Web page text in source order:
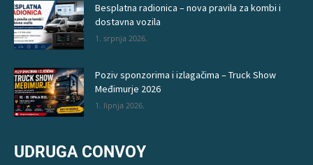
Besplatna radionica – nova pravila za kombi i
dostavna vozila
1. srpnja 2026.
Poziv sponzorima i izlagačima – Truck Show
Međimurje 2026
1. lipnja 2026.
UDRUGA CONVOY